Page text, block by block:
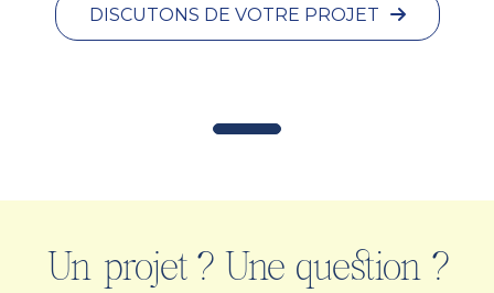
DISCUTONS DE VOTRE PROJET
Un projet ? Une question ?